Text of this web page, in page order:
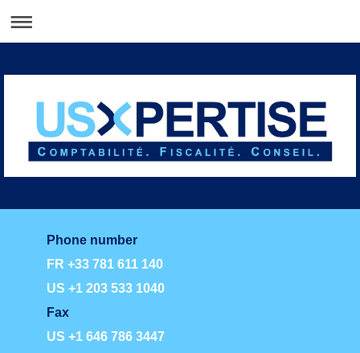
Phone number
FR +33 781 611 140
US +1 203 533 1040
Fax
US +1 646 786 3447